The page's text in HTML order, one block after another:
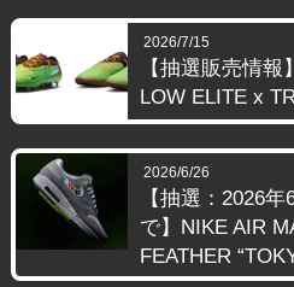
2026/7/15
【抽選販売情
LOW ELITE x
2026/6/26
【抽選：2026
で】NIKE AIR
FEATHER